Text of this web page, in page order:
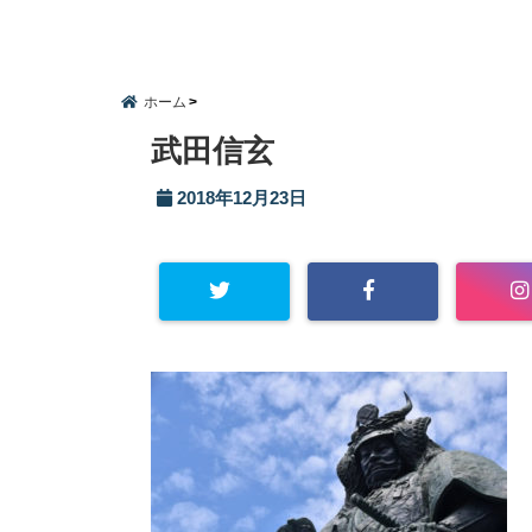
ホーム
武田信玄
2018年12月23日